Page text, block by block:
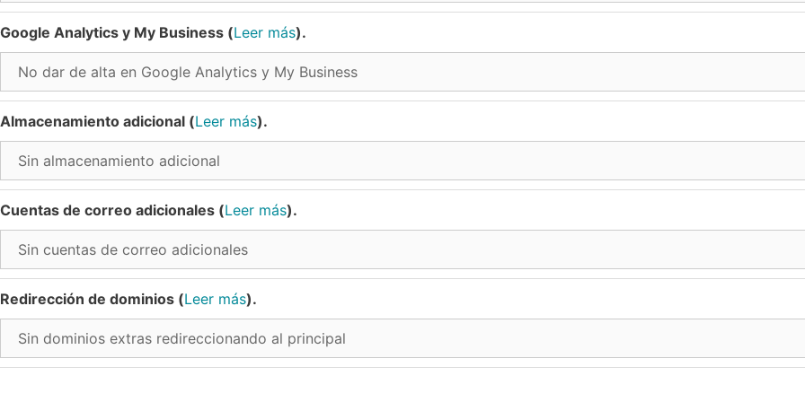
Google Analytics y My Business (Leer más).
Almacenamiento adicional (Leer más).
Cuentas de correo adicionales (Leer más).
Redirección de dominios (Leer más).